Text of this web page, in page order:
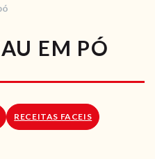
VEGGIE
NÓS
ONLINE
EM PÓ
RECEITAS FACEIS